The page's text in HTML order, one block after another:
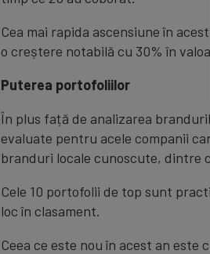
Cea mai rapida ascensiune în
o creștere notabilă cu 30% în
Puterea portofoliilor
În plus față de analizarea
evaluate pentru acele companii
branduri locale cunoscute, dintre
Cele 10 portofolii de top sunt
loc în clasament.
Ceea ce este nou în acest an